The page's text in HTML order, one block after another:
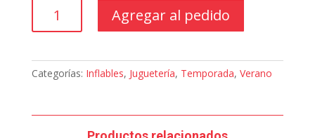
cantidad
Agregar al pedido
Categorías: Inflables, Juguetería, Temporada, Verano